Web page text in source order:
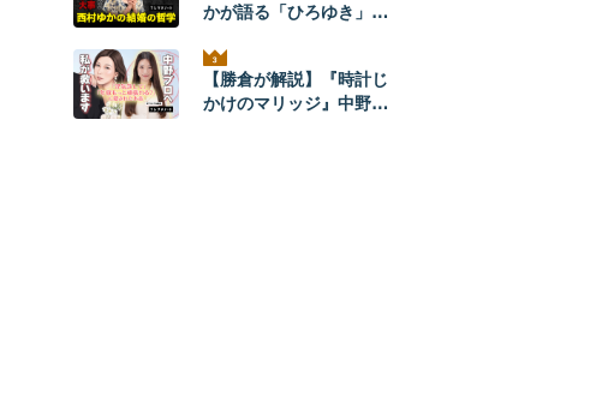
かが語る「ひろゆき」と
まで。ひろゆきからは
「毎朝メッセージが来
た」。【結婚の哲学】
【勝倉が解説】『時計じ
かけのマリッジ』中野あ